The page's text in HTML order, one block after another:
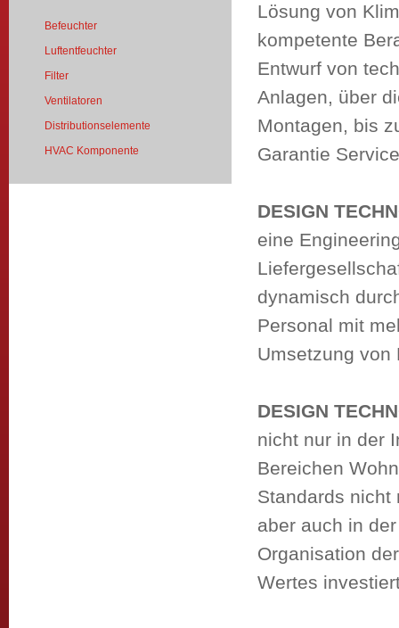
Lösung von
kompetente
Entwurf von
Anlagen, über
Montagen, bis
Garantie
DESIGN
eine
dynamisch
Personal mit
Umsetzung von
DESIGN
nicht nur in der
Bereichen
Standards nicht
aber auch in
Organisation
Wertes
Befeuchter
Luftentfeuchter
Filter
Ventilatoren
Distributionselemente
HVAC Komponente